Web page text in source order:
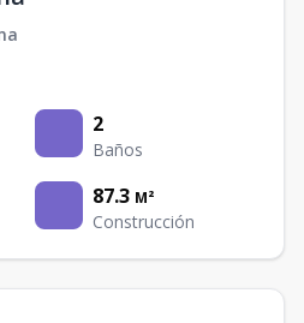
2
Baños
87.3 M²
Construcción